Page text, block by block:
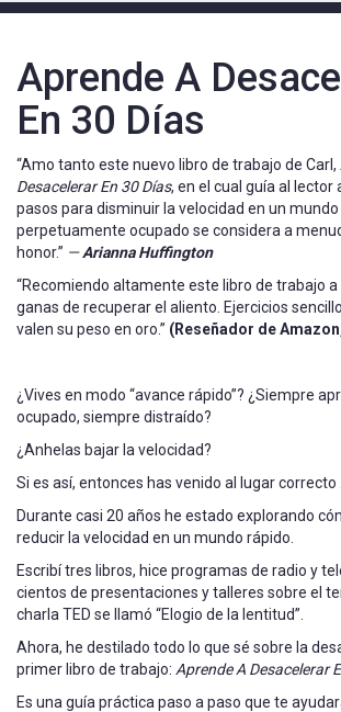
Aprende A
En 30 Días
“Amo tanto este nuevo libro de trabajo de Carl,
Desacelerar En 30 Días, en el cual guía al lector
pasos para disminuir la velocidad en un
perpetuamente ocupado se considera a
honor.” —Arianna Huffington
“Recomiendo altamente este libro de trabajo
ganas de recuperar el aliento. Ejercicios
valen su peso en oro.” (Reseñador de
¿Vives en modo “avance rápido”? ¿Siempre
ocupado, siempre distraído?
¿Anhelas bajar la velocidad?
Si es así, entonces has venido al lugar correcto
Durante casi 20 años he estado explorando
reducir la velocidad en un mundo rápido.
Escribí tres libros, hice programas de radio y
cientos de presentaciones y talleres sobre el
charla TED se llamó “Elogio de la lentitud”.
Ahora, he destilado todo lo que sé sobre la
primer libro de trabajo: Aprende A Desacelerar
Es una guía práctica paso a paso que te